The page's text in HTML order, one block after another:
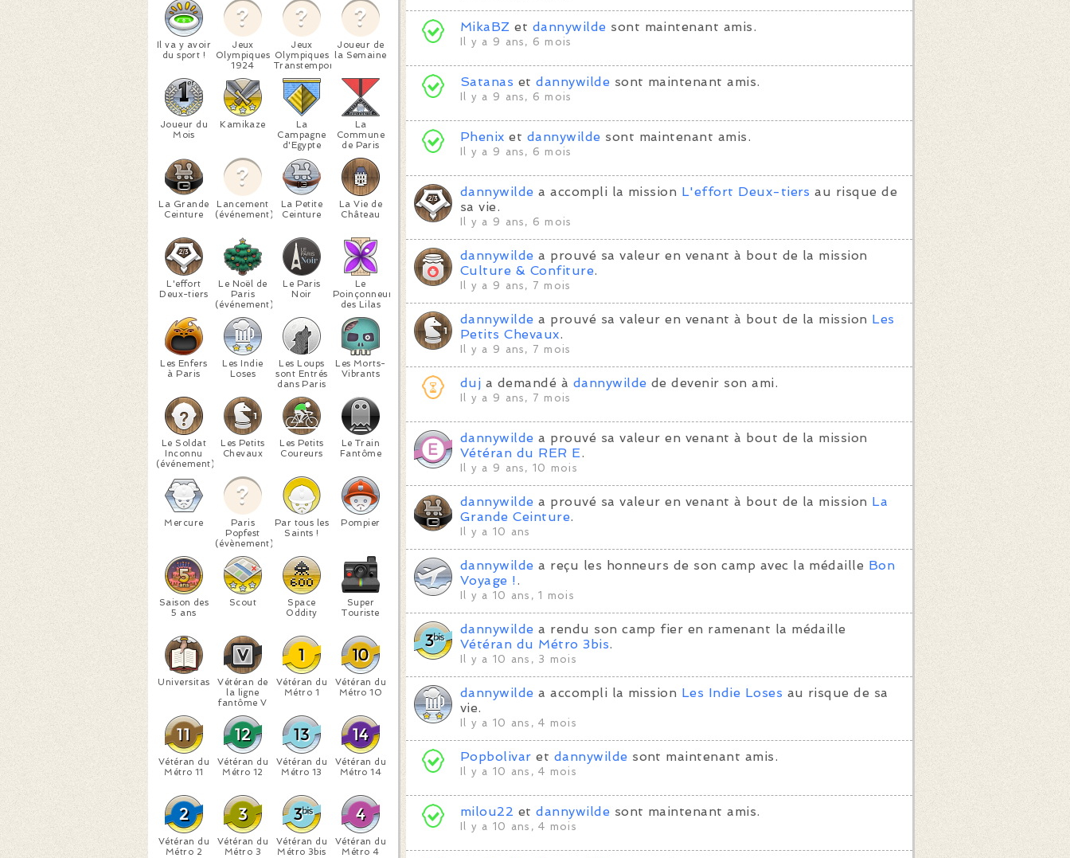
Il va y avoir
du sport !
Jeux
Olympiques
1924
Jeux
Olympiques
Transtemporels
Joueur de
la Semaine
Joueur du
Mois
Kamikaze
La
Campagne
d'Egypte
La
Commune
de Paris
La Grande
Ceinture
Lancement
(événement)
La Petite
Ceinture
La Vie de
Château
L'effort
Deux-tiers
Le Noël de
Paris
(événement)
Le Paris
Noir
Le
Poinçonneur
des Lilas
Les Enfers
à Paris
Les Indie
Loses
Les Loups
sont Entrés
dans Paris
Les Morts-
Vibrants
Le Soldat
Inconnu
(événement)
Les Petits
Chevaux
Les Petits
Coureurs
Le Train
Fantôme
Mercure
Paris
Popfest
(évènement)
Par tous les
Saints !
Pompier
Saison des
5 ans
Scout
Space
Oddity
Super
Touriste
Universitas
Vétéran de
la ligne
fantôme V
Vétéran du
Métro 1
Vétéran du
Métro 10
Vétéran du
Métro 11
Vétéran du
Métro 12
Vétéran du
Métro 13
Vétéran du
Métro 14
Vétéran du
Métro 2
Vétéran du
Métro 3
Vétéran du
Métro 3bis
Vétéran du
Métro 4
MikaBZ et dannywilde sont maintenant amis.
Il y a 9 ans, 6 mois
Satanas etdannywilde sont maintenant amis.
Il y a 9 ans, 6 mois
Phenix et dannywilde sont maintenant amis.
Il y a 9 ans, 6 mois
dannywilde a accompli la mission L'effort Deux-tiers au risque de
sa vie.
Il y a 9 ans, 6 mois
dannywilde a prouvé sa valeur en venant à bout de la mission
Culture & Confiture.
Il y a 9 ans, 7 mois
dannywilde a prouvé sa valeur en venant à bout de la mission Les
Petits Chevaux.
Il y a 9 ans, 7 mois
duj a demandé à dannywilde de devenir son ami.
Il y a 9 ans, 7 mois
dannywilde a prouvé sa valeur en venant à bout de la mission
Vétéran du RER E.
Il y a 9 ans, 10 mois
dannywilde a prouvé sa valeur en venant à bout de la mission La
Grande Ceinture.
Il y a 10 ans
dannywilde a reçu les honneurs de son camp avec la médaille Bon
Voyage !.
Il y a 10 ans, 1 mois
dannywilde a rendu son camp fier en ramenant la médaille
Vétéran du Métro 3bis.
Il y a 10 ans, 3 mois
dannywilde a accompli la mission Les Indie Loses au risque de sa
vie.
Il y a 10 ans, 4 mois
Popbolivar et dannywilde sont maintenant amis.
Il y a 10 ans, 4 mois
milou22 etdannywilde sont maintenant amis.
Il y a 10 ans, 4 mois